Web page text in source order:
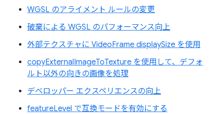
WGSL のアライメント ルールの変更
破棄による WGSL のパフォーマンス向上
外部テクスチャに VideoFrame displaySize を使用
copyExternalImageToTexture を使用して、デフォ
ルト以外の向きの画像を処理
デベロッパー エクスペリエンスの向上
featureLevel で互換モードを有効にする